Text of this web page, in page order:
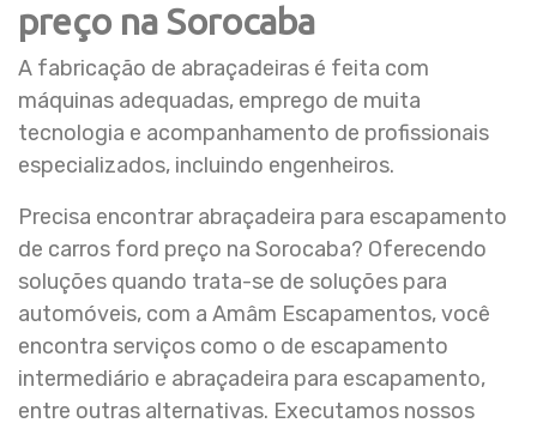
preço na Sorocaba
A fabricação de abraçadeiras é feita com
máquinas adequadas, emprego de muita
tecnologia e acompanhamento de profissionais
especializados, incluindo engenheiros.
Precisa encontrar abraçadeira para escapamento
de carros ford preço na Sorocaba? Oferecendo
soluções quando trata-se de soluções para
automóveis, com a Amâm Escapamentos, você
encontra serviços como o de escapamento
intermediário e abraçadeira para escapamento,
entre outras alternativas. Executamos nossos